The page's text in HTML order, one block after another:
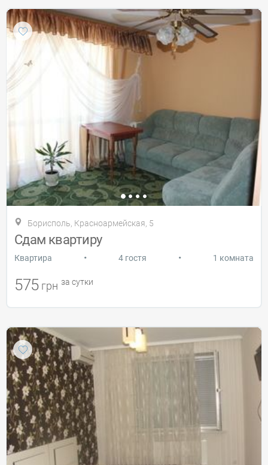
Борисполь, Красноармейская, 5
Сдам квартиру
Квартира • 4 гостя • 1 комната
575 грн за сутки